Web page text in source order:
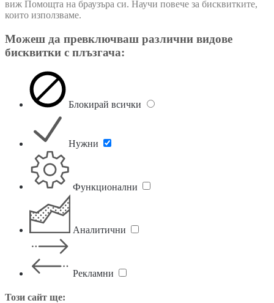
виж Помощта на браузъра си. Научи повече за бисквитките,
които използваме.
Можеш да превключваш различни видове
бисквитки с плъзгача:
Блокирай всички
Нужни
Функционални
Аналитични
Рекламни
Този сайт ще: